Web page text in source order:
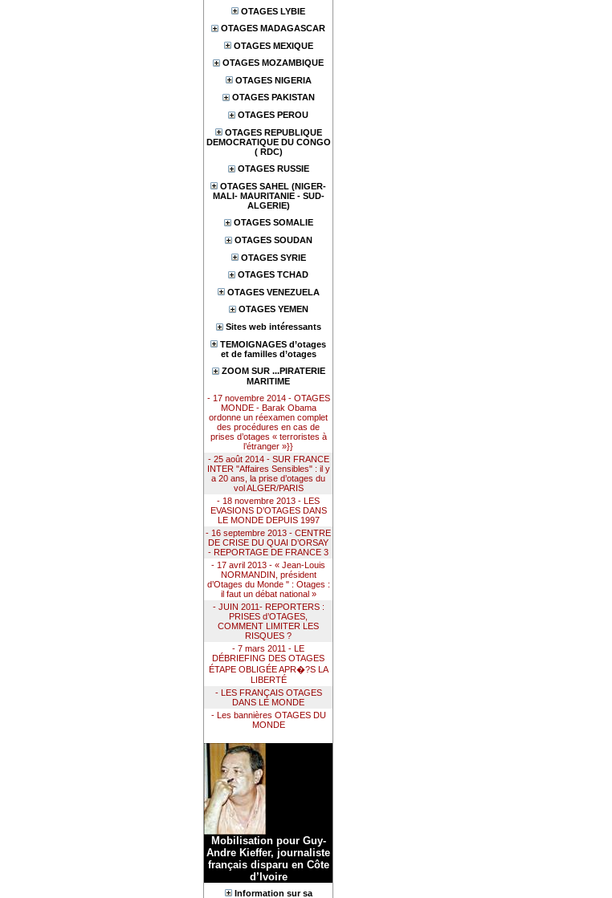
OTAGES LYBIE
OTAGES MADAGASCAR
OTAGES MEXIQUE
OTAGES MOZAMBIQUE
OTAGES NIGERIA
OTAGES PAKISTAN
OTAGES PEROU
OTAGES REPUBLIQUE
DEMOCRATIQUE DU CONGO
( RDC)
OTAGES RUSSIE
OTAGES SAHEL (NIGER-
MALI- MAURITANIE - SUD-
ALGERIE)
OTAGES SOMALIE
OTAGES SOUDAN
OTAGES SYRIE
OTAGES TCHAD
OTAGES VENEZUELA
OTAGES YEMEN
Sites web intéressants
TEMOIGNAGES d’otages
et de familles d’otages
ZOOM SUR ...PIRATERIE
MARITIME
- 17 novembre 2014 - OTAGES
MONDE - Barak Obama
ordonne un réexamen complet
des procédures en cas de
prises d’otages « terroristes à
l’étranger »}}
- 25 août 2014 - SUR FRANCE
INTER "Affaires Sensibles" : il y
a 20 ans, la prise d’otages du
vol ALGER/PARIS
- 18 novembre 2013 - LES
EVASIONS D’OTAGES DANS
LE MONDE DEPUIS 1997
- 16 septembre 2013 - CENTRE
DE CRISE DU QUAI D’ORSAY
- REPORTAGE DE FRANCE 3
- 17 avril 2013 - « Jean-Louis
NORMANDIN, président
d’Otages du Monde " : Otages :
il faut un débat national »
- JUIN 2011- REPORTERS :
PRISES d’OTAGES,
COMMENT LIMITER LES
RISQUES ?
- 7 mars 2011 - LE
DÉBRIEFING DES OTAGES
ÉTAPE OBLIGÉE APR�?S LA
LIBERTÉ
- LES FRANÇAIS OTAGES
DANS LE MONDE
- Les bannières OTAGES DU
MONDE
Mobilisation pour Guy-
Andre Kieffer, journaliste
français disparu en Côte
d’Ivoire
Information sur sa